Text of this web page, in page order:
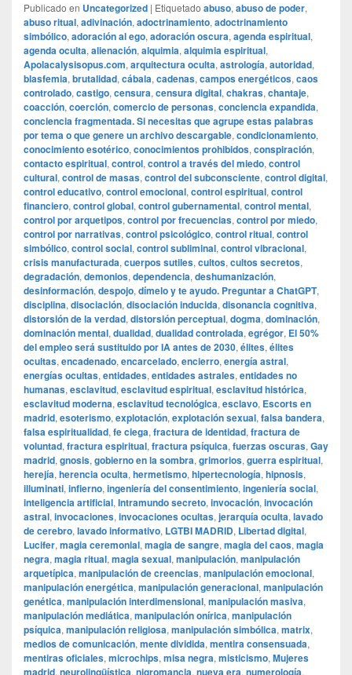
Publicado en Uncategorized | Etiquetado abuso, abuso de poder,
abuso ritual, adivinación, adoctrinamiento, adoctrinamiento
simbólico, adoración al ego, adoración oscura, agenda espiritual,
agenda oculta, alienación, alquimia, alquimia espiritual,
Apolacalysisopus.com, arquitectura oculta, astrología, autoridad,
blasfemia, brutalidad, cábala, cadenas, campos energéticos, caos
controlado, castigo, censura, censura digital, chakras, chantaje,
coacción, coerción, comercio de personas, conciencia expandida,
conciencia fragmentada. Si necesitas que agrupe estas palabras
por tema o que genere un archivo descargable, condicionamiento,
conocimiento esotérico, conocimientos prohibidos, conspiración,
contacto espiritual, control, control a través del miedo, control
cultural, control de masas, control del subconsciente, control digital,
control educativo, control emocional, control espiritual, control
financiero, control global, control gubernamental, control mental,
control por arquetipos, control por frecuencias, control por miedo,
control por narrativas, control psicológico, control ritual, control
simbólico, control social, control subliminal, control vibracional,
crisis manufacturada, cuerpos sutiles, cultos, cultos secretos,
degradación, demonios, dependencia, deshumanización,
desinformación, despojo, dímelo y te ayudo. Preguntar a ChatGPT,
disciplina, disociación, disociación inducida, disonancia cognitiva,
distorsión de la verdad, distorsión perceptual, dogma, dominación,
dominación mental, dualidad, dualidad controlada, egrégor, El 50%
del empleo será sustituido por IA antes de 2030, élites, élites
ocultas, encadenado, encarcelado, encierro, energía astral,
energías ocultas, entidades, entidades astrales, entidades no
humanas, esclavitud, esclavitud espiritual, esclavitud histórica,
esclavitud moderna, esclavitud tecnológica, esclavo, Escorts en
madrid, esoterismo, explotación, explotación sexual, falsa bandera,
falsa espiritualidad, fe ciega, fractura de identidad, fractura de
voluntad, fractura espiritual, fractura psíquica, fuerzas oscuras, Gay
madrid, gnosis, gobierno en la sombra, grimorios, guerra espiritual,
herejía, herencia oculta, hermetismo, hipertecnología, hipnosis,
illuminati, infierno, ingeniería del consentimiento, ingeniería social,
inteligencia artificial, Intramundo secreto, invocación, invocación
astral, invocaciones, invocaciones ocultas, jerarquía oculta, lavado
de cerebro, lavado informativo, LGTBI MADRID, Libertad digital,
Lucifer, magia ceremonial, magia de sangre, magia del caos, magia
negra, magia ritual, magia sexual, manipulación, manipulación
arquetípica, manipulación de creencias, manipulación emocional,
manipulación energética, manipulación generacional, manipulación
genética, manipulación interdimensional, manipulación masiva,
manipulación mediática, manipulación onírica, manipulación
psíquica, manipulación religiosa, manipulación simbólica, matrix,
medios de comunicación, mente dividida, mentira consensuada,
mentiras oficiales, microchips, misa negra, misticismo, Mujeres
madrid, neurolingüística, nigromancia, nueva era, numerología,